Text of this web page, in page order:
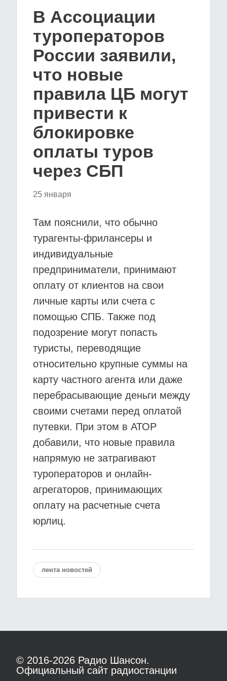
В Ассоциации
туроператоров
России заявили,
что новые
правила ЦБ могут
привести к
блокировке
оплаты туров
через СБП
25 января
Там пояснили, что обычно
турагенты-фрилансеры и
индивидуальные
предприниматели, принимают
оплату от клиентов на свои
личные карты или счета с
помощью СПБ. Также под
подозрение могут попасть
туристы, переводящие
относительно крупные суммы на
карту частного агента или даже
перебрасывающие деньги между
своими счетами перед оплатой
путевки. При этом в АТОР
добавили, что новые правила
напрямую не затрагивают
туроператоров и онлайн-
агрегаторов, принимающих
оплату на расчетные счета
юрлиц.
лента новостей
© 2016-2026 Радио Шансон.
Официальный сайт радиостанции